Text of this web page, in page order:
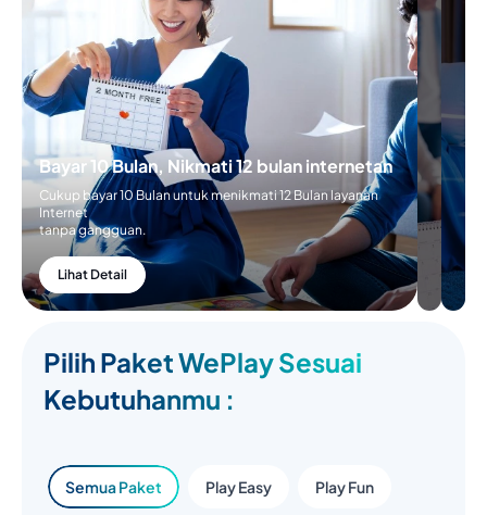
Bayar 10 Bulan, Nikmati 12 bulan internetan
Cukup bayar 10 Bulan untuk menikmati 12 Bulan layanan
Internet
tanpa gangguan.
Lihat Detail
Pilih Paket WePlay Sesuai
Kebutuhanmu :
Semua Paket Play Easy Play Fun